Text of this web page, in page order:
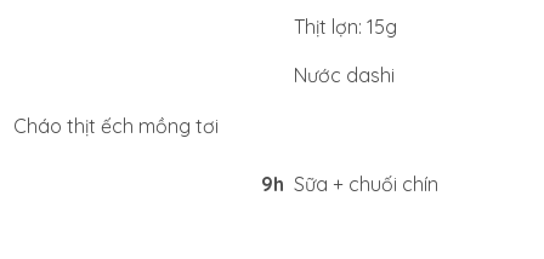
Thịt lợn: 15g
Nước dashi
Cháo thịt ếch mồng tơi
9h Sữa + chuối chín